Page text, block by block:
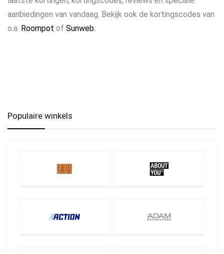
aanbiedingen van vandaag. Bekijk ook de kortingscodes van
o.a. Roompot of Sunweb.
Populaire winkels